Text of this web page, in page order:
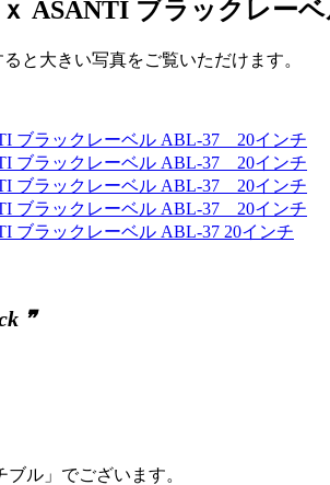
ASANTI ブラックレー
と大きい写真をご覧いただけます。
❞
ブル」でございます。